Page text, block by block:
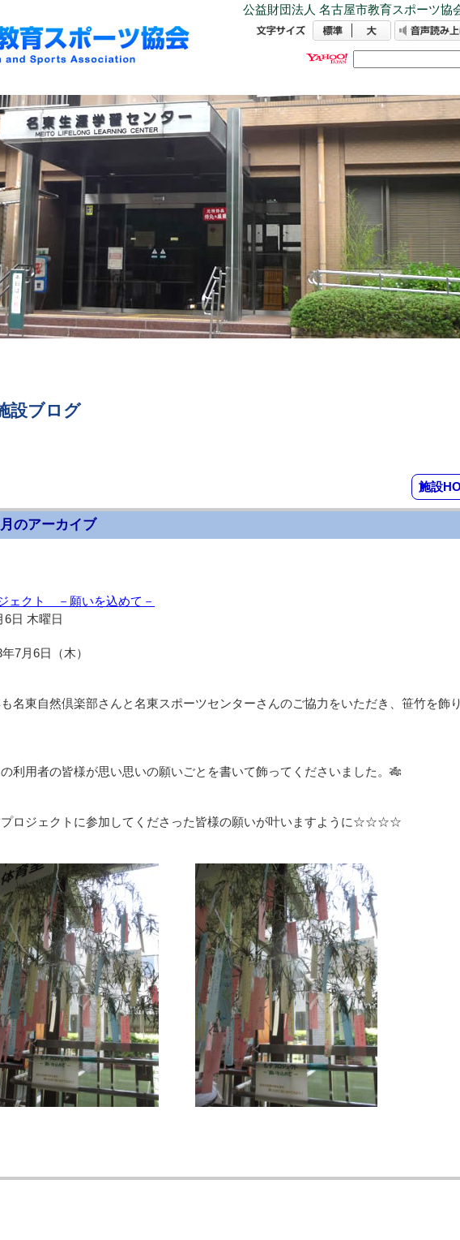
公益財団法人 名古屋市教育スポーツ協
設ブログ
施設
のアーカイブ
ェクト －願いを込めて－
6日 木曜日
7月6日（木）
名東自然倶楽部さんと名東スポーツセンターさんのご協力をいただき、笹竹を飾
利用者の皆様が思い思いの願いごとを書いて飾ってくださいました。🎋
ロジェクトに参加してくださった皆様の願いが叶いますように☆☆☆☆